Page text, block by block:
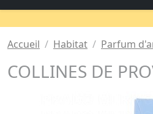
Accueil Habitat Parfum
COLLINES DE